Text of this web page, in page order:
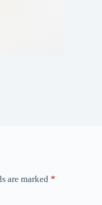
are marked *